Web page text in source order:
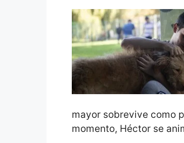
mayor sobrevive como
momento, Héctor se